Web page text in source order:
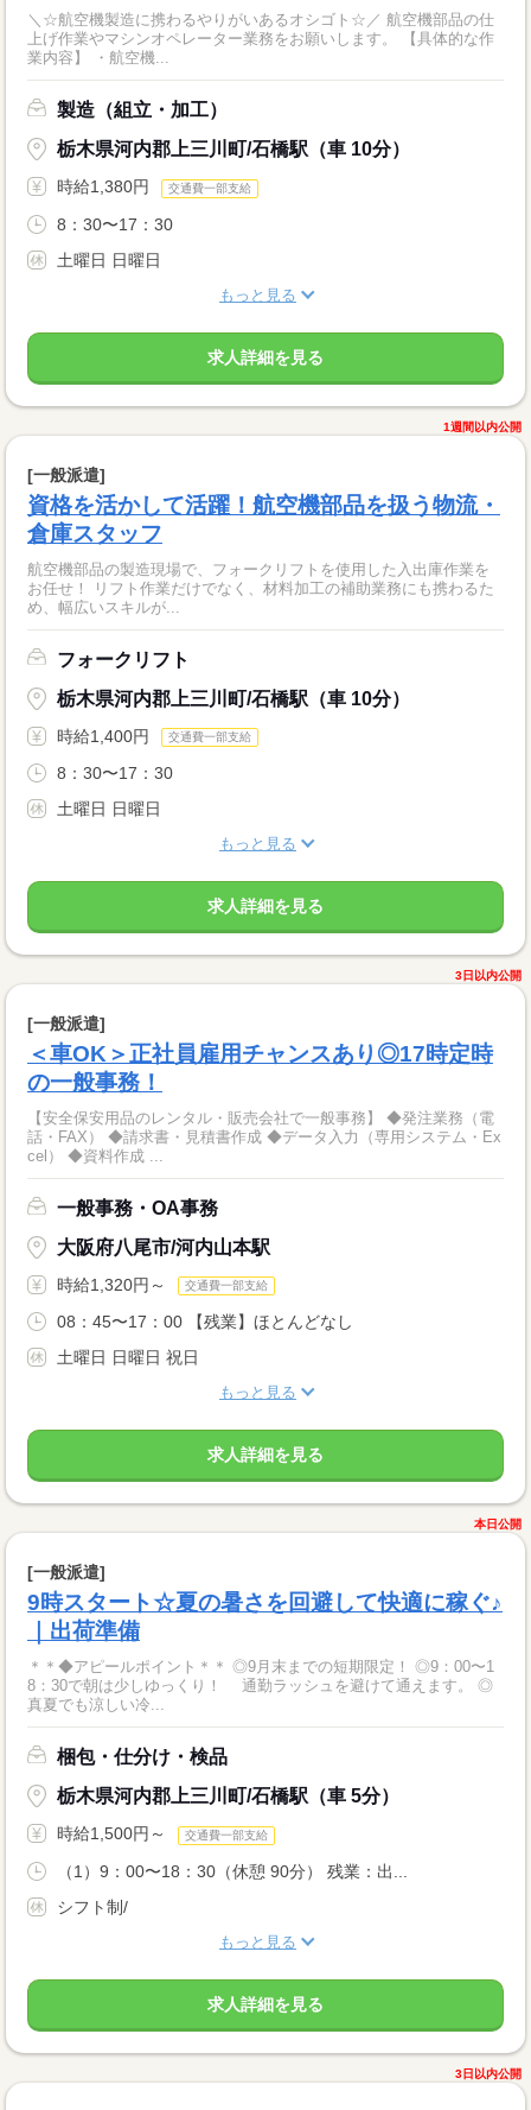
＼☆航空機製造に携わるやりがいあるオシゴト☆／ 航空機部品の仕
上げ作業やマシンオペレーター業務をお願いします。 【具体的な作
業内容】 ・航空機...
製造（組立・加工）
栃木県河内郡上三川町/石橋駅（車 10分）
時給1,380円 交通費一部支給
8：30〜17：30
土曜日 日曜日
もっと見る
求人詳細を見る
1週間以内公開
[一般派遣]
資格を活かして活躍！航空機部品を扱う物流・
倉庫スタッフ
航空機部品の製造現場で、フォークリフトを使用した入出庫作業を
お任せ！ リフト作業だけでなく、材料加工の補助業務にも携わるた
め、幅広いスキルが...
フォークリフト
栃木県河内郡上三川町/石橋駅（車 10分）
時給1,400円 交通費一部支給
8：30〜17：30
土曜日 日曜日
もっと見る
求人詳細を見る
3日以内公開
[一般派遣]
＜車OK＞正社員雇用チャンスあり◎17時定時
の一般事務！
【安全保安用品のレンタル・販売会社で一般事務】 ◆発注業務（電
話・FAX） ◆請求書・見積書作成 ◆データ入力（専用システム・Ex
cel） ◆資料作成 ...
一般事務・OA事務
大阪府八尾市/河内山本駅
時給1,320円～ 交通費一部支給
08：45〜17：00 【残業】ほとんどなし
土曜日 日曜日 祝日
もっと見る
求人詳細を見る
本日公開
[一般派遣]
9時スタート☆夏の暑さを回避して快適に稼ぐ♪
｜出荷準備
＊＊◆アピールポイント＊＊ ◎9月末までの短期限定！ ◎9：00〜1
8：30で朝は少しゆっくり！ 通勤ラッシュを避けて通えます。 ◎
真夏でも涼しい冷...
梱包・仕分け・検品
栃木県河内郡上三川町/石橋駅（車 5分）
時給1,500円～ 交通費一部支給
（1）9：00〜18：30（休憩 90分） 残業：出...
シフト制/
もっと見る
求人詳細を見る
3日以内公開